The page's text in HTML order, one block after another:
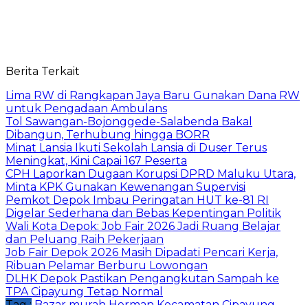
Berita Terkait
Lima RW di Rangkapan Jaya Baru Gunakan Dana RW
untuk Pengadaan Ambulans
Tol Sawangan-Bojonggede-Salabenda Bakal
Dibangun, Terhubung hingga BORR
Minat Lansia Ikuti Sekolah Lansia di Duser Terus
Meningkat, Kini Capai 167 Peserta
CPH Laporkan Dugaan Korupsi DPRD Maluku Utara,
Minta KPK Gunakan Kewenangan Supervisi
Pemkot Depok Imbau Peringatan HUT ke-81 RI
Digelar Sederhana dan Bebas Kepentingan Politik
Wali Kota Depok: Job Fair 2026 Jadi Ruang Belajar
dan Peluang Raih Pekerjaan
Job Fair Depok 2026 Masih Dipadati Pencari Kerja,
Ribuan Pelamar Berburu Lowongan
DLHK Depok Pastikan Pengangkutan Sampah ke
TPA Cipayung Tetap Normal